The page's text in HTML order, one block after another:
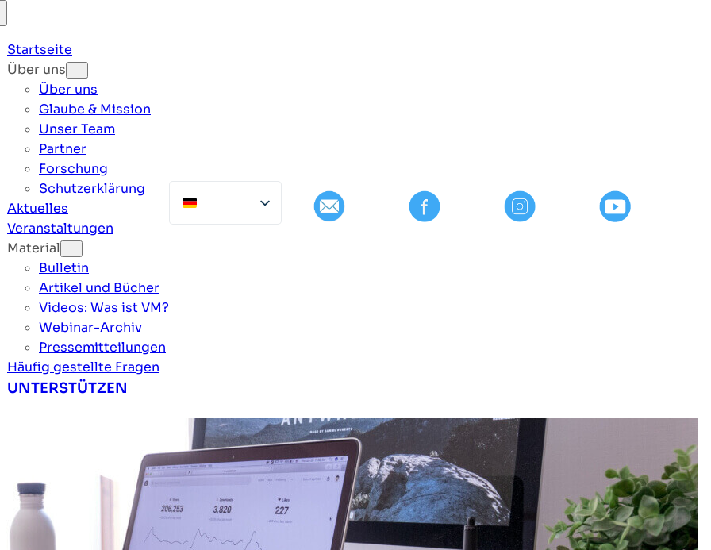
Startseite
Über uns
Über uns
Glaube & Mission
Unser Team
Partner
Forschung
Schutzerklärung
Aktuelles
Veranstaltungen
Material
Bulletin
Artikel und Bücher
Videos: Was ist VM?
Webinar-Archiv
Pressemitteilungen
Häufig gestellte Fragen
UNTERSTÜTZEN